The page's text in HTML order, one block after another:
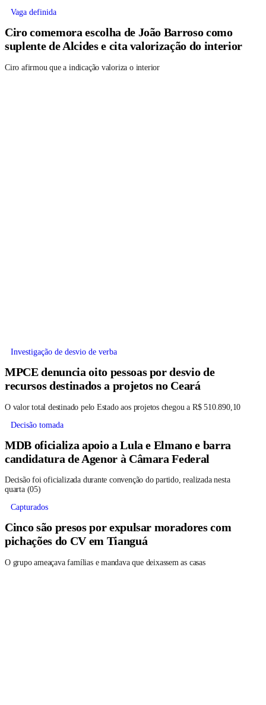
Vaga definida
Ciro comemora escolha de João Barroso como
suplente de Alcides e cita valorização do interior
Ciro afirmou que a indicação valoriza o interior
Investigação de desvio de verba
MPCE denuncia oito pessoas por desvio de
recursos destinados a projetos no Ceará
O valor total destinado pelo Estado aos projetos chegou a R$ 510.890,10
Decisão tomada
MDB oficializa apoio a Lula e Elmano e barra
candidatura de Agenor à Câmara Federal
Decisão foi oficializada durante convenção do partido, realizada nesta
quarta (05)
Capturados
Cinco são presos por expulsar moradores com
pichações do CV em Tianguá
O grupo ameaçava famílias e mandava que deixassem as casas